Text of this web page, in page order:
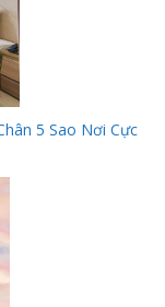
5 Sao Nơi Cực